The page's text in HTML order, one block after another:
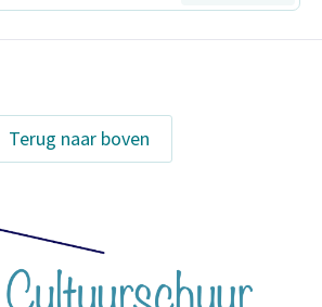
á €110 geeft
tot totaal 17
staat op naam,
voorstelling maar één
besteld kan worden. Bij
Terug naar boven